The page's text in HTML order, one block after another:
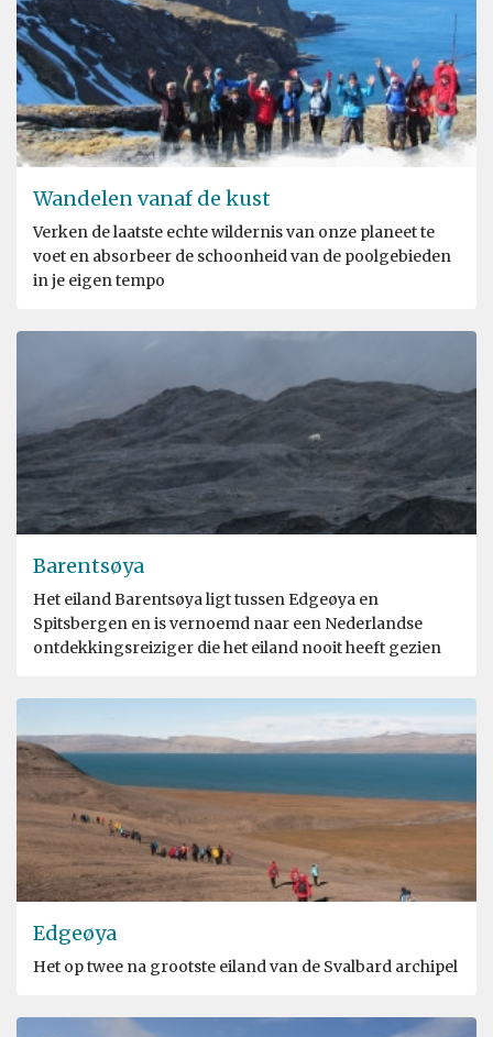
Wandelen vanaf de kust
Verken de laatste echte wildernis van onze planeet te
voet en absorbeer de schoonheid van de poolgebieden
in je eigen tempo
Barentsøya
Het eiland Barentsøya ligt tussen Edgeøya en
Spitsbergen en is vernoemd naar een Nederlandse
ontdekkingsreiziger die het eiland nooit heeft gezien
Edgeøya
Het op twee na grootste eiland van de Svalbard archipel